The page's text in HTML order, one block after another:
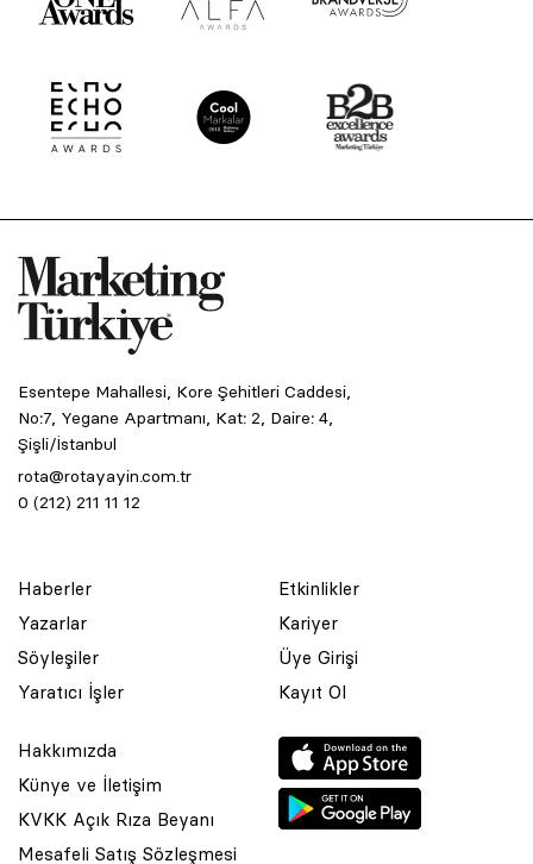
Esentepe Mahallesi, Kore Şehitleri Caddesi,
No:7, Yegane Apartmanı, Kat: 2, Daire: 4,
Şişli/İstanbul
rota@rotayayin.com.tr
0 (212) 211 11 12
Haberler
Yazarlar
Söyleşiler
Yaratıcı İşler
Etkinlikler
Kariyer
Üye Girişi
Kayıt Ol
Hakkımızda
Künye ve İletişim
KVKK Açık Rıza Beyanı
Mesafeli Satış Sözleşmesi